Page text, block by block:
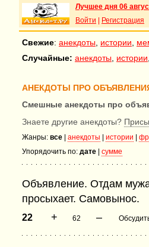
Лучшее дня 06
Войти
Регистрация
Свежие: анекдоты истории
Случайные: анекдоты истории
АНЕКДОТЫ ПРО
Смешные анекдоты про
Знаете другие анекдоты?
Жанры: все | анекдоты | истории |
Упорядочить по: дате | сумме
Объявление. Отдам
просыхает. Самовынос.
22 + 62 –